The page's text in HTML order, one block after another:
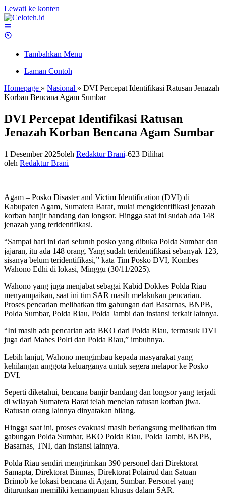
Lewati ke konten
Tambahkan Menu
Laman Contoh
Homepage » Nasional » DVI Percepat Identifikasi Ratusan Jenazah
Korban Bencana Agam Sumbar
DVI Percepat Identifikasi Ratusan
Jenazah Korban Bencana Agam Sumbar
1 Desember 2025oleh Redaktur Brani-623 Dilihat
oleh Redaktur Brani
Agam – Posko Disaster and Victim Identification (DVI) di
Kabupaten Agam, Sumatera Barat, mulai mengidentifikasi jenazah
korban banjir bandang dan longsor. Hingga saat ini sudah ada 148
jenazah yang teridentifikasi.
“Sampai hari ini dari seluruh posko yang dibuka Polda Sumbar dan
jajaran, itu ada 148 orang. Yang sudah teridentifikasi sebanyak 123,
sisanya belum teridentifikasi,” kata Tim Posko DVI, Kombes
Wahono Edhi di lokasi, Minggu (30/11/2025).
Wahono yang juga menjabat sebagai Kabid Dokkes Polda Riau
menyampaikan, saat ini tim SAR masih melakukan pencarian.
Proses pencarian melibatkan tim gabungan dari Basarnas, BNPB,
Polda Sumbar, Polda Riau, Polda Jambi dan instansi terkait lainnya.
“Ini masih ada pencarian ada BKO dari Polda Riau, termasuk DVI
juga dari Mabes Polri dan Polda Riau,” imbuhnya.
Lebih lanjut, Wahono mengimbau kepada masyarakat yang
kehilangan anggota keluarganya untuk segera melapor ke Posko
DVI.
Seperti diketahui, bencana banjir bandang dan longsor yang terjadi
di wilayah Sumatera Barat telah menelan ratusan korban jiwa.
Ratusan orang lainnya dinyatakan hilang.
Hingga saat ini, proses evakuasi masih berlangsung melibatkan tim
gabungan Polda Sumbar, BKO Polda Riau, Polda Jambi, BNPB,
Basarnas, TNI, dan instansi lainnya.
Polda Riau sendiri mengirimkan 390 personel dari Direktorat
Samapta, Direktorat Binmas, Direktorat Polairud dan Satuan
Brimob ke lokasi bencana di Agam, Sumbar. Personel yang
diturunkan memiliki kemampuan khusus dalam SAR.